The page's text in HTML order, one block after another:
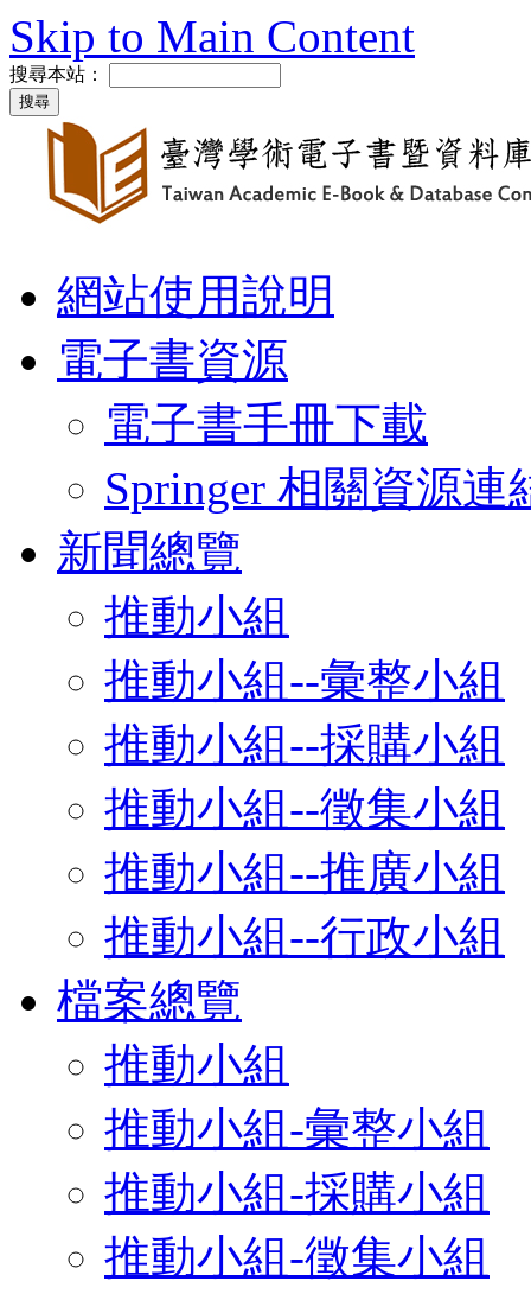
Skip to Main Content
搜尋本站：
網站使用說明
電子書資源
電子書手冊下載
Springer 相關資源連
新聞總覽
推動小組
推動小組--彙整小組
推動小組--採購小組
推動小組--徵集小組
推動小組--推廣小組
推動小組--行政小組
檔案總覽
推動小組
推動小組-彙整小組
推動小組-採購小組
推動小組-徵集小組